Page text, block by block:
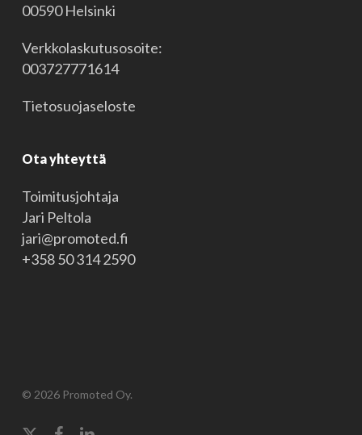
00590 Helsinki
Verkkolaskutusosoite:
003727771614
Tietosuojaseloste
Ota yhteyttä
Toimitusjohtaja
Jari Peltola
jari@promoted.fi
+358 50 314 2590
© 2026 Promoted Oy.
x- facebooklinkedin